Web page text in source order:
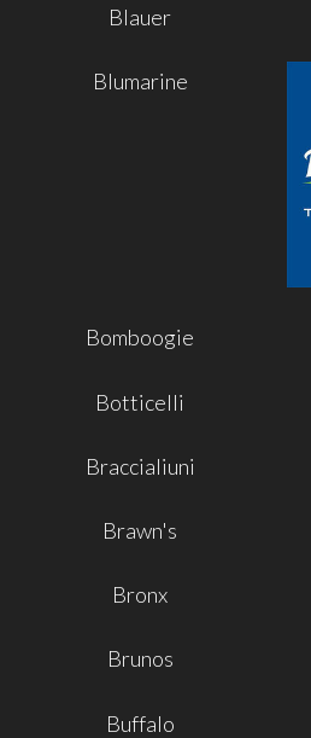
Blauer
Blumarine
Bomboogie
Botticelli
Braccialiuni
Brawn's
Bronx
Brunos
Buffalo